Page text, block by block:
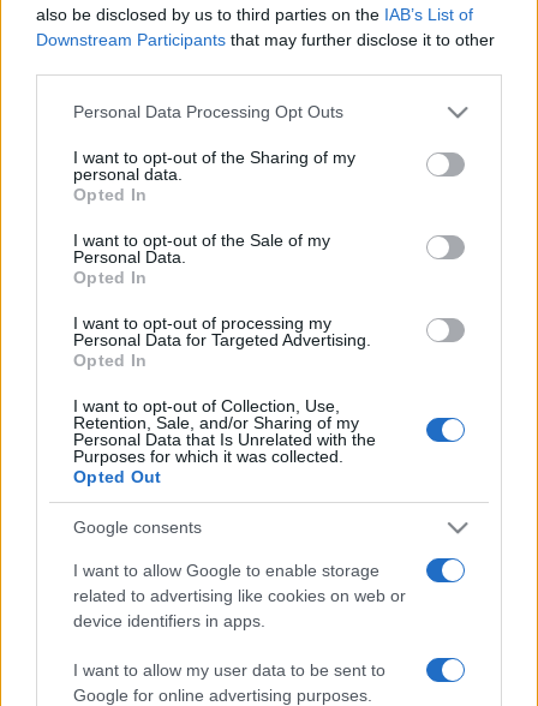
also be disclosed by us to third parties on the IAB’s List of
Downstream Participants that may further disclose it to other
Please note that this website/app uses one or more Google
not limited to your visit or usage behaviour. You may click to
grant or deny consent to Google and its third-party tags to
use your data for below specified purposes in below Google
consent section.
Personal Data Processing Opt Outs
I want to opt-out of the Sharing of my
personal data.
Opted In
I want to opt-out of the Sale of my
Personal Data.
Opted In
I want to opt-out of processing my
Personal Data for Targeted Advertising.
Opted In
I want to opt-out of Collection, Use,
Retention, Sale, and/or Sharing of my
Personal Data that Is Unrelated with the
Purposes for which it was collected.
Opted Out
Google consents
I want to allow Google to enable storage
related to advertising like cookies on web or
device identifiers in apps.
I want to allow my user data to be sent to
Google for online advertising purposes.
Nem sok kell hozzá, hogy apa és fiú, két generáció, két
világszemlélet ? két férfi összecsapjon és életre-halálra
megvívjon egymással. Ennek az összecsapásnak a
lendületű, sötét indulatokkal telt drámája.
esttel, a RADNÓTI BÁRral búcsúztatják a 2015-ös évet,
amelyben a társulat minden tagja részt vesz, és énekes-
táncos produkcióval szórakoztatja a közönséget, két
időpontban: 18:00 órakor és 21:30 órakor.
Erről részletesebben itt